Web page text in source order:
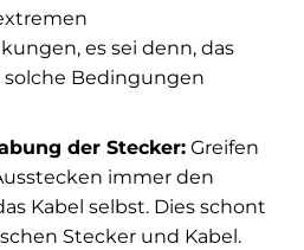
es sei denn, das
solche Bedingungen
der Stecker:Greifen
immer den
Kabel selbst. Dies schont
Stecker und Kabel.